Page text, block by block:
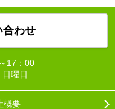
合わせ
17：00
曜日
概要